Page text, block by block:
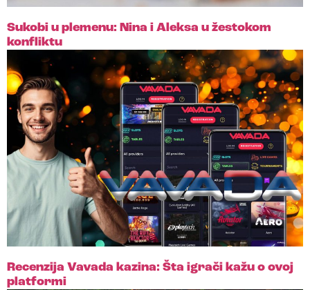
Sukobi u plemenu: Nina i Aleksa u žestokom
konfliktu
Recenzija Vavada kazina: Šta igrači kažu o ovoj
platformi